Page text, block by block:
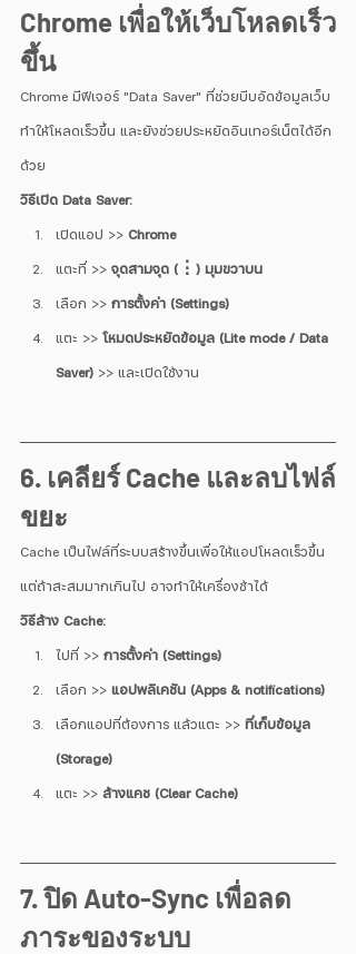
Chrome เพื่อให้เว็บโหลดเร็ว
ขึ้น
Chrome มีฟีเจอร์ "Data Saver" ที่ช่วยบีบอัดข้อมูลเว็บ
ทำให้โหลดเร็วขึ้น และยังช่วยประหยัดอินเทอร์เน็ตได้อีก
ด้วย
วิธีเปิด Data Saver:
เปิดแอป >> Chrome
แตะที่ >> จุดสามจุด (⋮) มุมขวาบน
เลือก >> การตั้งค่า (Settings)
แตะ >> โหมดประหยัดข้อมูล (Lite mode / Data
Saver) >> และเปิดใช้งาน
6. เคลียร์ Cache และลบไฟล์
ขยะ
Cache เป็นไฟล์ที่ระบบสร้างขึ้นเพื่อให้แอปโหลดเร็วขึ้น
แต่ถ้าสะสมมากเกินไป อาจทำให้เครื่องช้าได้
วิธีล้าง Cache:
ไปที่ >> การตั้งค่า (Settings)
เลือก >> แอปพลิเคชัน (Apps & notifications)
เลือกแอปที่ต้องการ แล้วแตะ >> ที่เก็บข้อมูล
(Storage)
แตะ >> ล้างแคช (Clear Cache)
7. ปิด Auto-Sync เพื่อลด
ภาระของระบบ